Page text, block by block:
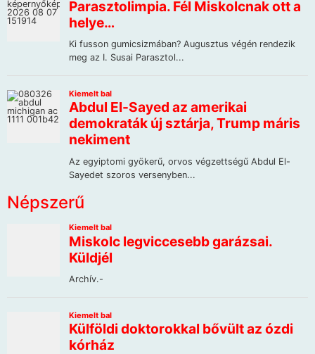
Népszerű